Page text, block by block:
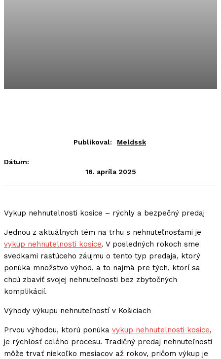
Publikoval: Meldssk
Dátum:
16. apríla 2025
Vykup nehnutelnosti kosice – rýchly a bezpečný predaj
Jednou z aktuálnych tém na trhu s nehnuteľnosťami je
vykup nehnutelnosti kosice. V posledných rokoch sme
svedkami rastúceho záujmu o tento typ predaja, ktorý
ponúka množstvo výhod, a to najmä pre tých, ktorí sa
chcú zbaviť svojej nehnuteľnosti bez zbytočných
komplikácií.
Výhody výkupu nehnuteľností v Košiciach
Prvou výhodou, ktorú ponúka vykup nehnutelnosti kosice,
je rýchlosť celého procesu. Tradičný predaj nehnuteľnosti
môže trvať niekoľko mesiacov až rokov, pričom výkup je